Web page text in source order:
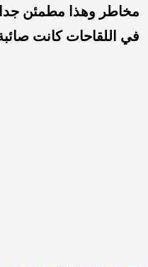
مخاطر وهذا مطمئن جدا
في اللقاحات كانت